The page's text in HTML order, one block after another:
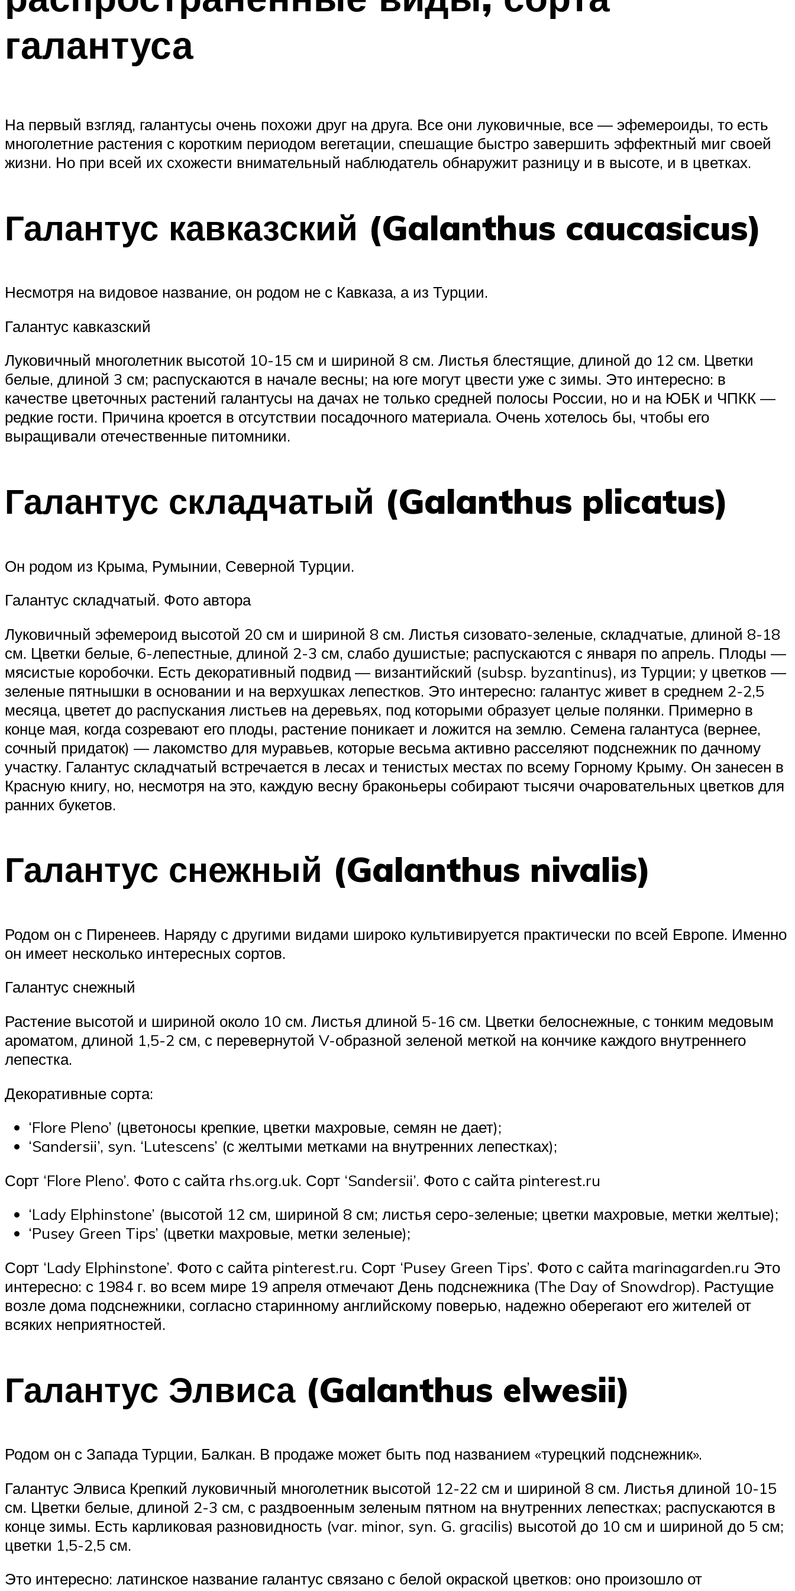
галантуса
На первый взгляд, галантусы очень похожи друг на друга. Все они луковичные, все — эфемероиды, то есть
многолетние растения с коротким периодом вегетации, спешащие быстро завершить эффектный миг своей
жизни. Но при всей их схожести внимательный наблюдатель обнаружит разницу и в высоте, и в цветках.
Галантус кавказский (Galanthus caucasicus)
Несмотря на видовое название, он родом не с Кавказа, а из Турции.
Галантус кавказский
Луковичный многолетник высотой 10-15 см и шириной 8 см. Листья блестящие, длиной до 12 см. Цветки
белые, длиной 3 см; распускаются в начале весны; на юге могут цвести уже с зимы. Это интересно: в
качестве цветочных растений галантусы на дачах не только средней полосы России, но и на ЮБК и ЧПКК —
редкие гости. Причина кроется в отсутствии посадочного материала. Очень хотелось бы, чтобы его
выращивали отечественные питомники.
Галантус складчатый (Galanthus plicatus)
Он родом из Крыма, Румынии, Северной Турции.
Галантус складчатый. Фото автора
Луковичный эфемероид высотой 20 см и шириной 8 см. Листья сизовато-зеленые, складчатые, длиной 8-18
см. Цветки белые, 6-лепестные, длиной 2-3 см, слабо душистые; распускаются с января по апрель. Плоды —
мясистые коробочки. Есть декоративный подвид — византийский (subsp. byzantinus), из Турции; у цветков —
зеленые пятнышки в основании и на верхушках лепестков. Это интересно: галантус живет в среднем 2-2,5
месяца, цветет до распускания листьев на деревьях, под которыми образует целые полянки. Примерно в
конце мая, когда созревают его плоды, растение поникает и ложится на землю. Семена галантуса (вернее,
сочный придаток) — лакомство для муравьев, которые весьма активно расселяют подснежник по дачному
участку. Галантус складчатый встречается в лесах и тенистых местах по всему Горному Крыму. Он занесен в
Красную книгу, но, несмотря на это, каждую весну браконьеры собирают тысячи очаровательных цветков для
ранних букетов.
Галантус снежный (Galanthus nivalis)
Родом он с Пиренеев. Наряду с другими видами широко культивируется практически по всей Европе. Именно
он имеет несколько интересных сортов.
Галантус снежный
Растение высотой и шириной около 10 см. Листья длиной 5-16 см. Цветки белоснежные, с тонким медовым
ароматом, длиной 1,5-2 см, с перевернутой V-образной зеленой меткой на кончике каждого внутреннего
лепестка.
Декоративные сорта:
‘Flore Pleno’ (цветоносы крепкие, цветки махровые, семян не дает);
‘Sandersii’, syn. ‘Lutescens’ (с желтыми метками на внутренних лепестках);
Сорт ‘Flore Pleno’. Фото с сайта rhs.org.uk. Сорт ‘Sandersii’. Фото с сайта pinterest.ru
‘Lady Elphinstone’ (высотой 12 см, шириной 8 см; листья серо-зеленые; цветки махровые, метки желтые);
‘Pusey Green Tips’ (цветки махровые, метки зеленые);
Сорт ‘Lady Elphinstone’. Фото с сайта pinterest.ru. Сорт ‘Pusey Green Tips’. Фото с сайта marinagarden.ru Это
интересно: с 1984 г. во всем мире 19 апреля отмечают День подснежника (The Day of Snowdrop). Растущие
возле дома подснежники, согласно старинному английскому поверью, надежно оберегают его жителей от
всяких неприятностей.
Галантус Элвиса (Galanthus elwesii)
Родом он с Запада Турции, Балкан. В продаже может быть под названием «турецкий подснежник».
Галантус Элвиса Крепкий луковичный многолетник высотой 12-22 см и шириной 8 см. Листья длиной 10-15
см. Цветки белые, длиной 2-3 см, с раздвоенным зеленым пятном на внутренних лепестках; распускаются в
конце зимы. Есть карликовая разновидность (var. minor, syn. G. gracilis) высотой до 10 см и шириной до 5 см;
цветки 1,5-2,5 см.
Это интересно: латинское название галантус связано с белой окраской цветков: оно произошло от